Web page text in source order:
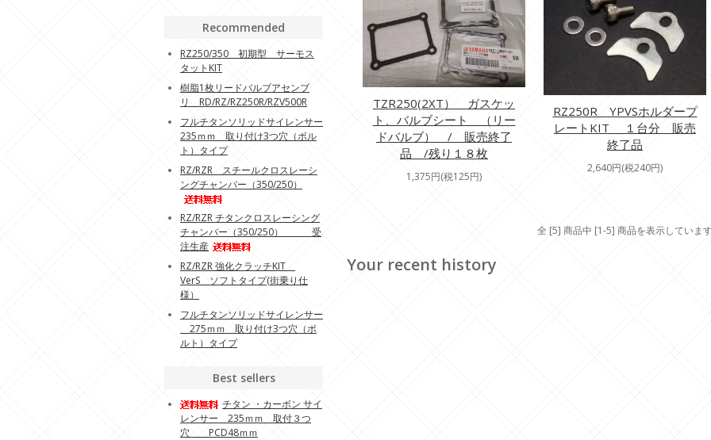
TZR250(2XT） ガスケッ
ト、バルブシート （リー
ドバルブ） / 販売終了
品 /残り１８枚
1,375円(税125円)
RZ250R YPVSホルダープ
レートKIT １台分 販売
終了品
2,640円(税240円)
全 [5] 商品中 [1-5] 商品を表示していま
Your recent history
Recommended
RZ250/350 初期型 サーモス
タットKIT
樹脂1枚リードバルブアセンブ
リ RD/RZ/RZ250R/RZV500R
フルチタンソリッドサイレンサー
235ｍｍ 取り付け3つ穴（ボル
ト）タイプ
RZ/RZR スチールクロスレーシ
ングチャンバー（350/250）
RZ/RZR チタンクロスレーシング
チャンバー（350/250） 受
注生産
RZ/RZR 強化クラッチKIT
VerS ソフトタイプ(街乗り仕
様）
フルチタンソリッドサイレンサー
275ｍｍ 取り付け3つ穴（ボ
ルト）タイプ
Best sellers
チタン ・カーボン サイ
レンサー 235ｍｍ 取付３つ
穴 PCD48ｍｍ